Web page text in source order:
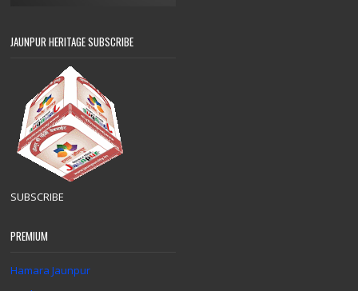
JAUNPUR HERITAGE SUBSCRIBE
SUBSCRIBE
PREMIUM
Hamara Jaunpur